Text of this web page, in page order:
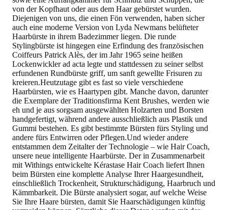
von der Kopfhaut oder aus dem Haar gebürstet wurden.
Diejenigen von uns, die einen Fön verwenden, haben sicher
auch eine moderne Version von Lyda Newmans belüfteter
Haarbürste in ihrem Badezimmer liegen. Die runde
Stylingbürste ist hingegen eine Erfindung des französischen
Coiffeurs Patrick Alès, der im Jahr 1965 seine heißen
Lockenwickler ad acta legte und stattdessen zu seiner selbst
erfundenen Rundbürste griff, um sanft gewellte Frisuren zu
kreieren.Heutzutage gibt es fast so viele verschiedene
Haarbürsten, wie es Haartypen gibt. Manche davon, darunter
die Exemplare der Traditionsfirma Kent Brushes, werden wie
eh und je aus sorgsam ausgewählten Holzarten und Borsten
handgefertigt, während andere ausschließlich aus Plastik und
Gummi bestehen. Es gibt bestimmte Bürsten fürs Styling und
andere fürs Entwirren oder Pflegen.Und wieder andere
entstammen dem Zeitalter der Technologie – wie Hair Coach,
unsere neue intelligente Haarbürste. Der in Zusammenarbeit
mit Withings entwickelte Kérastase Hair Coach liefert Ihnen
beim Bürsten eine komplette Analyse Ihrer Haargesundheit,
einschließlich Trockenheit, Strukturschädigung, Haarbruch und
Kämmbarkeit. Die Bürste analysiert sogar, auf welche Weise
Sie Ihre Haare bürsten, damit Sie Haarschädigungen künftig